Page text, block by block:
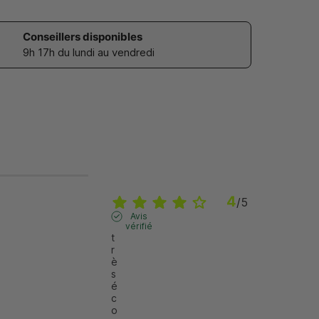
Conseillers disponibles
9h 17h du lundi au vendredi
4/5
Avis
vérifié
t
r
è
s
é
c
o